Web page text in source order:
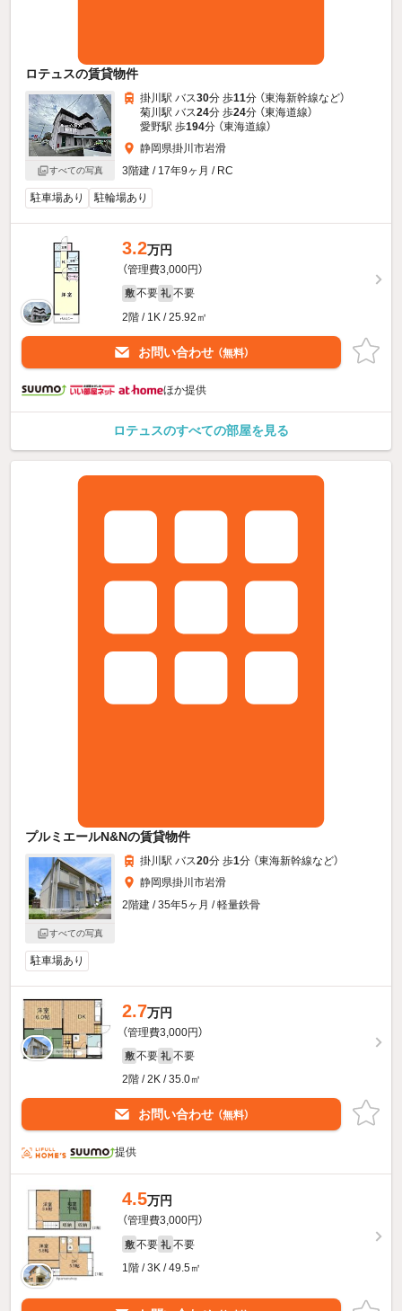
ロテュスの賃貸物件
すべての写真
掛川駅 バス30分 歩11分 （東海新幹線など）
菊川駅 バス24分 歩24分 （東海道線）
愛野駅 歩194分 （東海道線）
静岡県掛川市岩滑
3階建 / 17年9ヶ月 / RC
駐車場あり 駐輪場あり
3.2万円
（管理費3,000円）
敷 不要 礼 不要
2階 / 1K / 25.92㎡
お問い合わせ （無料）
ほか提供
ロテュスのすべての部屋を見る
プルミエールN&Nの賃貸物件
すべての写真
掛川駅 バス20分 歩1分 （東海新幹線など）
静岡県掛川市岩滑
2階建 / 35年5ヶ月 / 軽量鉄骨
駐車場あり
2.7万円
（管理費3,000円）
敷 不要 礼 不要
2階 / 2K / 35.0㎡
お問い合わせ （無料）
提供
4.5万円
（管理費3,000円）
敷 不要 礼 不要
1階 / 3K / 49.5㎡